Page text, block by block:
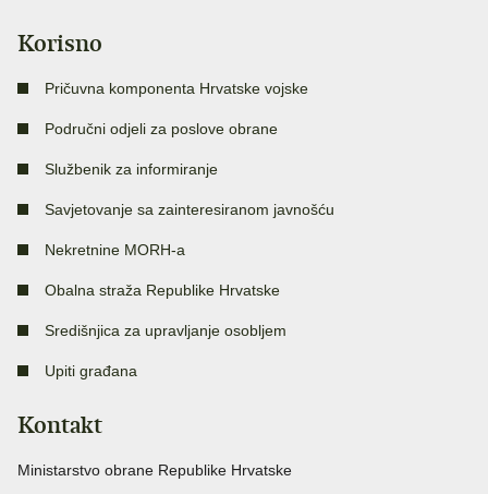
Korisno
Pričuvna komponenta Hrvatske vojske
Područni odjeli za poslove obrane
Službenik za informiranje
Savjetovanje sa zainteresiranom javnošću
Nekretnine MORH-a
Obalna straža Republike Hrvatske
Središnjica za upravljanje osobljem
Upiti građana
Kontakt
Ministarstvo obrane Republike Hrvatske